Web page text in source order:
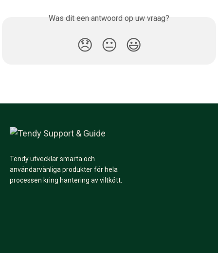
Was dit een antwoord op uw vraag?
😞 😐 😃
Tendy utvecklar smarta och
användarvänliga produkter för hela
processen kring hantering av viltkött.